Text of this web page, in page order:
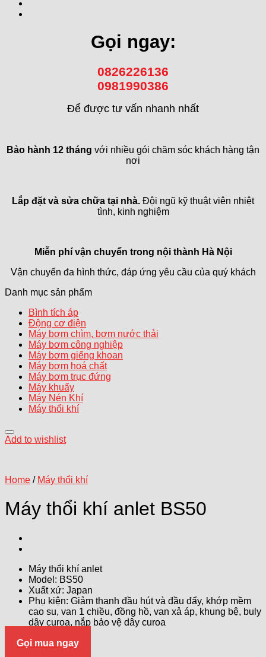
Gọi ngay:
0826226136
0981990386
Để được tư vấn nhanh nhất
Bảo hành 12 tháng với nhiều gói chăm sóc khách hàng tận
nơi
Lắp đặt và sửa chữa tại nhà. Đội ngũ kỹ thuật viên nhiệt
tình, kinh nghiệm
Miễn phí vận chuyển trong nội thành Hà Nội
Vận chuyển đa hình thức, đáp ứng yêu cầu của quý khách
Danh mục sản phẩm
Bình tích áp
Động cơ điện
Máy bơm chìm, bơm nước thải
Máy bơm công nghiệp
Máy bơm giếng khoan
Máy bơm hoá chất
Máy bơm trục đứng
Máy khuấy
Máy Nén Khí
Máy thổi khí
Add to wishlist
Home / Máy thổi khí
Máy thổi khí anlet BS50
Máy thổi khí anlet
Model: BS50
Xuất xứ: Japan
Phụ kiện: Giảm thanh đầu hút và đầu đẩy, khớp mềm
cao su, van 1 chiều, đồng hồ, van xả áp, khung bệ, buly
dây curoa, nắp bảo vệ dây curoa
Gọi mua ngay